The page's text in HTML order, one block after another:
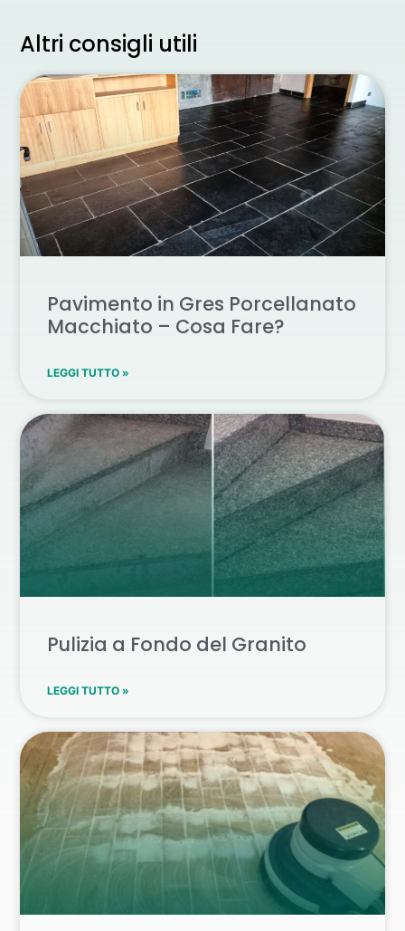
Altri consigli utili
Pavimento in Gres Porcellanato
Macchiato – Cosa Fare?
LEGGI TUTTO »
Pulizia a Fondo del Granito
LEGGI TUTTO »